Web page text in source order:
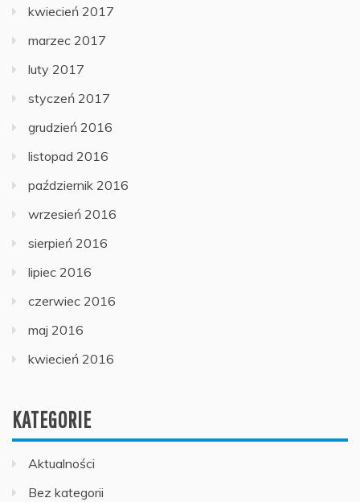
kwiecień 2017
marzec 2017
luty 2017
styczeń 2017
grudzień 2016
listopad 2016
październik 2016
wrzesień 2016
sierpień 2016
lipiec 2016
czerwiec 2016
maj 2016
kwiecień 2016
KATEGORIE
Aktualności
Bez kategorii